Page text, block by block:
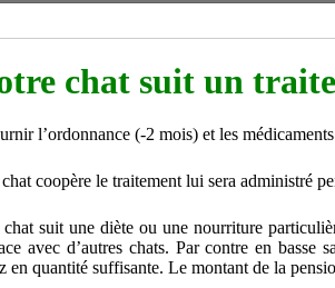
chat suit un
l’ordonnance (-2 mois) et les
coopère le traitement lui sera administré
suit une diète ou une nourriture
avec d’autres chats. Par contre en
en quantité suffisante. Le montant de la